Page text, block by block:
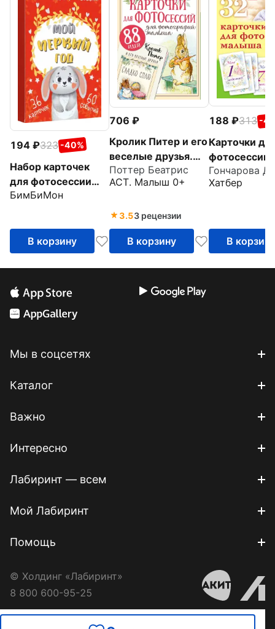
194 323 -40%
Набор карточек
для фотосессии
Мой первый год
БимБиМон
В корзину
706
Кролик Питер и его
веселые друзья.
Карточки для
фотосессий
Поттер Беатрис
АСТ. Малыш 0+
3.53 рецензии
В корзину
188 313 -
Карточки
фотосессии
малыша, 32
Гончарова Д.
Хатбер
В корзину
Мы в соцсетях
Каталог
Важно
Интересно
Лабиринт — всем
Мой Лабиринт
Помощь
© Холдинг «Лабиринт»
8 800 600-95-25